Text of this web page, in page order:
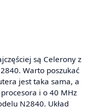
są Celerony z
Warto poszukać
jest taka sama, a
i o 40 MHz
N2840. Układ